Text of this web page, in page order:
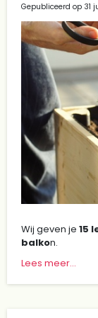
Gepubliceerd op 31
Wij geven je 15
balkon.
Lees meer...